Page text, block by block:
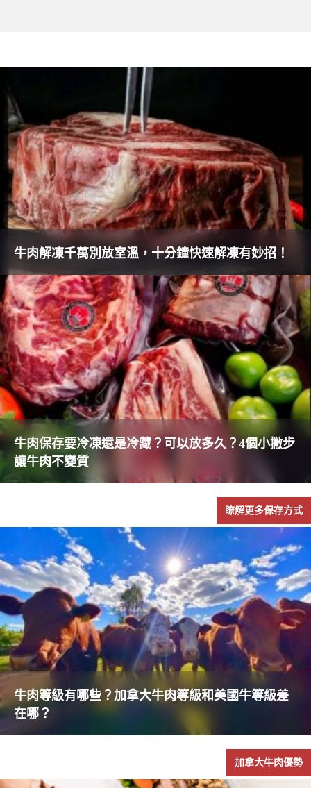
牛肉解凍千萬別放室溫，十分鐘快速解凍有妙招！
牛肉保存要冷凍還是冷藏？可以放多久？4個小撇步
讓牛肉不變質
瞭解更多保存方式
牛肉等級有哪些？加拿大牛肉等級和美國牛等級差
在哪？
加拿大牛肉優勢